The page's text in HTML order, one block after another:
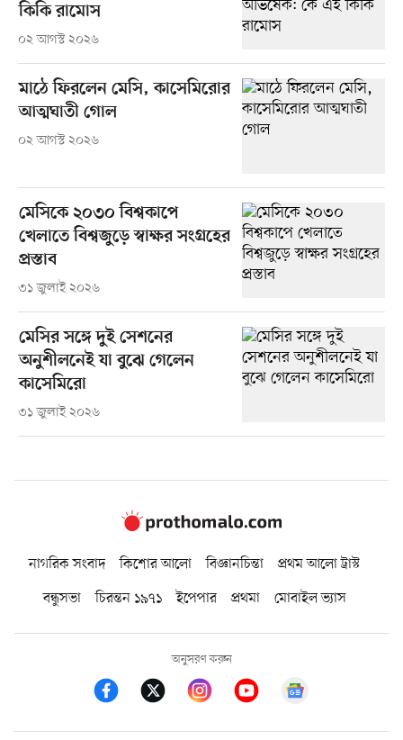
কিকি রামোস
০২ আগস্ট ২০২৬
মাঠে ফিরলেন মেসি, কাসেমিরোর
আত্মঘাতী গোল
০২ আগস্ট ২০২৬
মেসিকে ২০৩০ বিশ্বকাপে
খেলাতে বিশ্বজুড়ে স্বাক্ষর সংগ্রহের
প্রস্তাব
৩১ জুলাই ২০২৬
মেসির সঙ্গে দুই সেশনের
অনুশীলনেই যা বুঝে গেলেন
কাসেমিরো
৩১ জুলাই ২০২৬
নাগরিক সংবাদ কিশোর আলো বিজ্ঞানচিন্তা
প্রথম আলো ট্রাস্ট
বন্ধুসভা
চিরন্তন ১৯৭১ ইপেপার প্রথমা মোবাইল ভ্যাস
অনুসরণ করুন